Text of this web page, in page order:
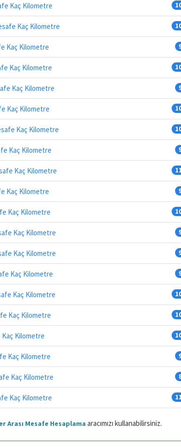
Kaç Kilometre
Kaç Kilometre
Kaç Kilometre
Kaç Kilometre
Kaç Kilometre
Kaç Kilometre
Kaç Kilometre
Kaç Kilometre
Kaç Kilometre
Kaç Kilometre
Kaç Kilometre
Kaç Kilometre
Kaç Kilometre
Kaç Kilometre
Kaç Kilometre
Kaç Kilometre
Kaç Kilometre
Kaç Kilometre
Kaç Kilometre
Kaç Kilometre
Arası Mesafe Hesaplama aracımızı kullanabilirsiniz.